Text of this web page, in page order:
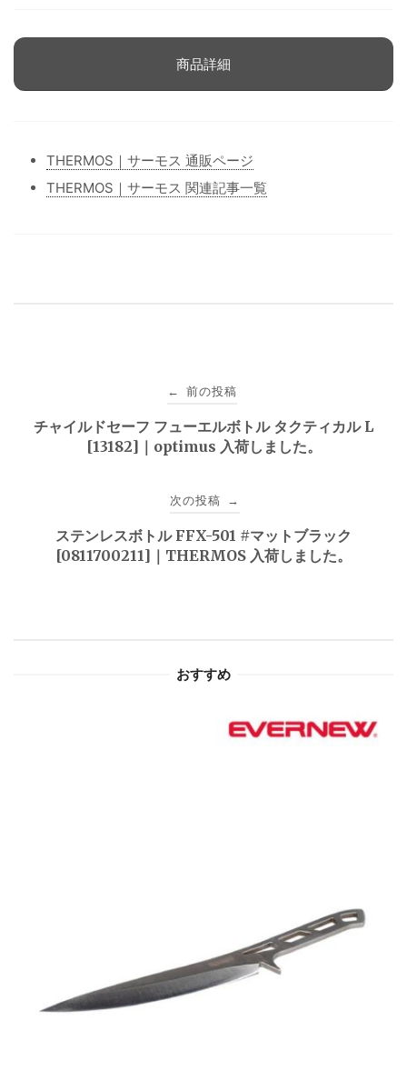
商品詳細
THERMOS｜サーモス 通販ページ
THERMOS｜サーモス 関連記事一覧
← 前の投稿
チャイルドセーフ フューエルボトル タクティカル L
[13182]｜optimus 入荷しました。
次の投稿 →
ステンレスボトル FFX-501 #マットブラック
[0811700211]｜THERMOS 入荷しました。
おすすめ